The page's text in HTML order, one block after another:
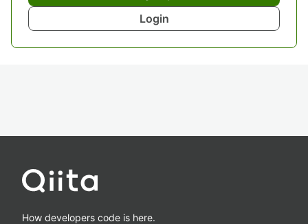
Login
How developers code is here.